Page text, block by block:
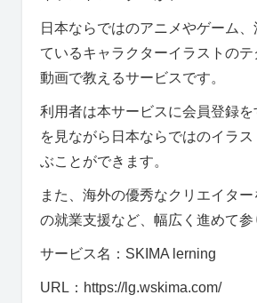
日本ならではのアニメやゲーム
ているキャラクターイラストの
動画で教えるサービスです。
利用者は本サービスに会員登録
を見ながら日本ならではのイラ
ぶことができます。
また、海外の優秀なクリエイタ
の就業支援など、幅広く進めて参
サービス名：SKIMA lerning
URL：https://lg.wskima.com/